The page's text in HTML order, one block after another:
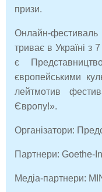
призи.
Онлайн-фестиваль
триває в Україні з
є
європейськими
лейтмотив
Європу!».
Організатори:
Партнери: Goethe-
Медіа-партнери: